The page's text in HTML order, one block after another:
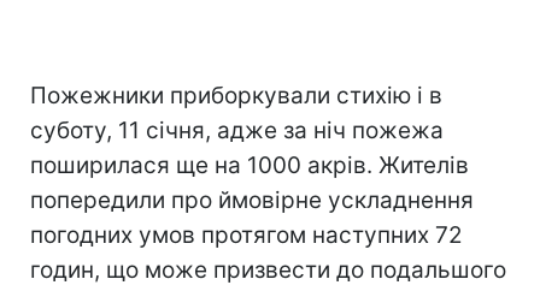
Пожежники приборкували стихію і в
суботу, 11 січня, адже за ніч пожежа
поширилася ще на 1000 акрів. Жителів
попередили про ймовірне ускладнення
погодних умов протягом наступних 72
годин, що може призвести до подальшого